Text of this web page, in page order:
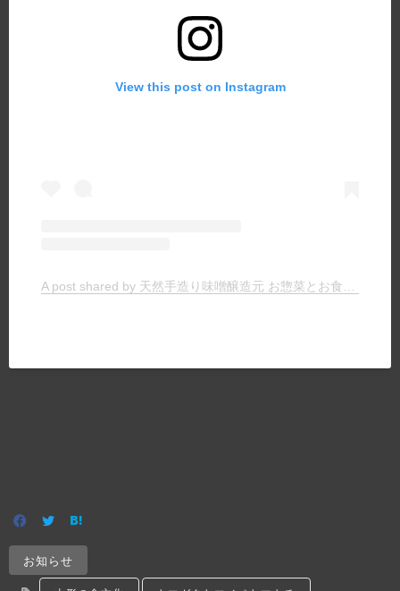
View this post on Instagram
A post shared by 天然手造り味噌醸造元 お惣菜とお食事の店 ヤマキチ (@yamakichimiso)
お知らせ